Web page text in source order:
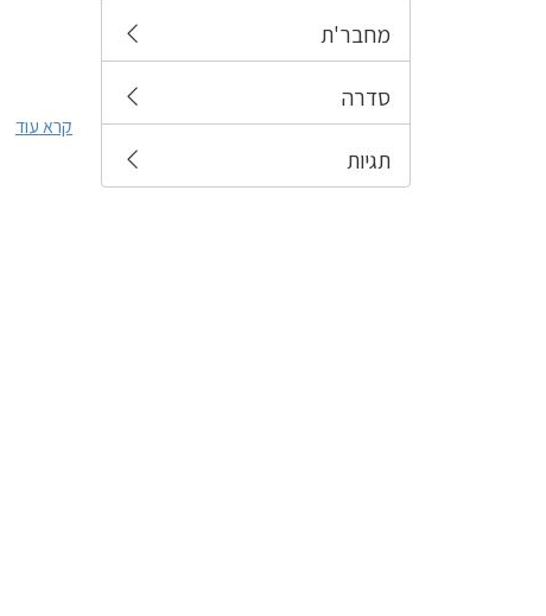
מחבר'ת
סדרה
תגיות
קרא עוד